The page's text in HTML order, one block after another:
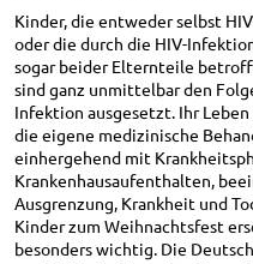
Kinder, die entweder selbst
oder die durch die HIV-
sogar beider Elternteile
sind ganz unmittelbar den
Infektion ausgesetzt. Ihr
die eigene medizinische
einhergehend mit
Krankenhausaufenthalten,
Ausgrenzung, Krankheit und
Kinder zum Weihnachtsfest
besonders wichtig. Die